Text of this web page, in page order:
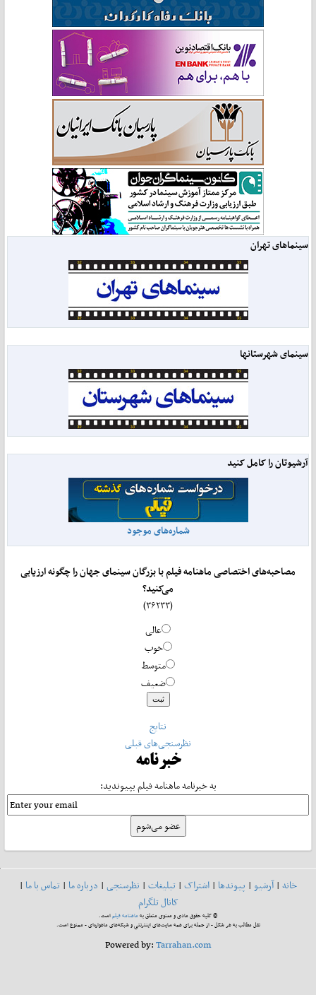
سینماهای تهران
سینمای شهرستانها
آرشیوتان را کامل کنید
شماره‌های موجود
مصاحبه‌های اختصاصی ماهنامه فیلم با بزرگان سینمای جهان را چگونه ارزیابی
می‌کنید؟
عالی
خوب
متوسط
ضعیف
نتایج
نظرسنجی‌های قبلی
خبرنامه
به خبرنامه ماهنامه فیلم بپیوندید:
خانه|آرشیو| پیوندها| اشتراک| تبلیغات| نظرسنجی| درباره ما| تماس با ما|
کانال تلگرام
© کلیه حقوق مادی و معنوی متعلق بهماهنامه فیلماست.
نقل مطالب به هر شکل - از جمله برای همه سایت‌های اینترنتی و شبکه‌های ماهواره‌ای - ممنوع است.
Powered by:Tarrahan.com